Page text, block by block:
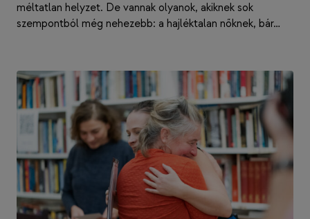
méltatlan helyzet. De vannak olyanok, akiknek sok
szempontból még nehezebb: a hajléktalan nőknek, bár…